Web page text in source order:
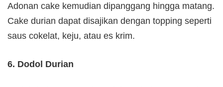
Adonan cake kemudian dipanggang hingga matang.
Cake durian dapat disajikan dengan topping seperti
saus cokelat, keju, atau es krim.
6. Dodol Durian